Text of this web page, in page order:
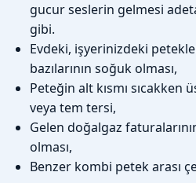
gucur seslerin gelmesi
gibi.
Evdeki, işyerinizdeki
bazılarının soğuk olması,
Peteğin alt kısmı sıcakken
veya tem tersi,
Gelen doğalgaz
olması,
Benzer kombi petek arası